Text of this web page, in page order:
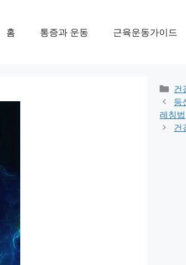
홈 통증과 운동 근육운동가이드
건
등
레칭법
건